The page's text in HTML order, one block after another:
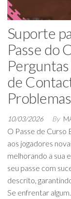
Suporte
Passe do
de
Problemas
10/03/2026 By
O Passe de
aos jogadores
melhorando a sua
seu passe com
descrito,
Se enfrentar